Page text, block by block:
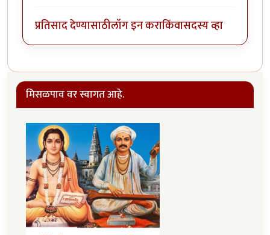
प्रतिसाद देण्यासाठीलॉग इन कराकिंवासदस्य व्हा
मिसळपाव वर स्वागत आहे.